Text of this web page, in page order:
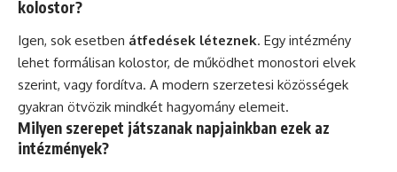
kolostor?
Igen, sok esetben átfedések léteznek. Egy intézmény
lehet formálisan kolostor, de működhet monostori elvek
szerint, vagy fordítva. A modern szerzetesi közösségek
gyakran ötvözik mindkét hagyomány elemeit.
Milyen szerepet játszanak napjainkban ezek az
intézmények?